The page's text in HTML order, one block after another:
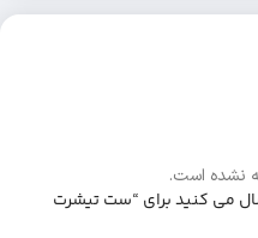
نشده است.
می کنید برای “ست تیشرت